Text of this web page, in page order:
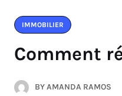
IMMOBILIER
Comment
BYAMANDA RAMOS